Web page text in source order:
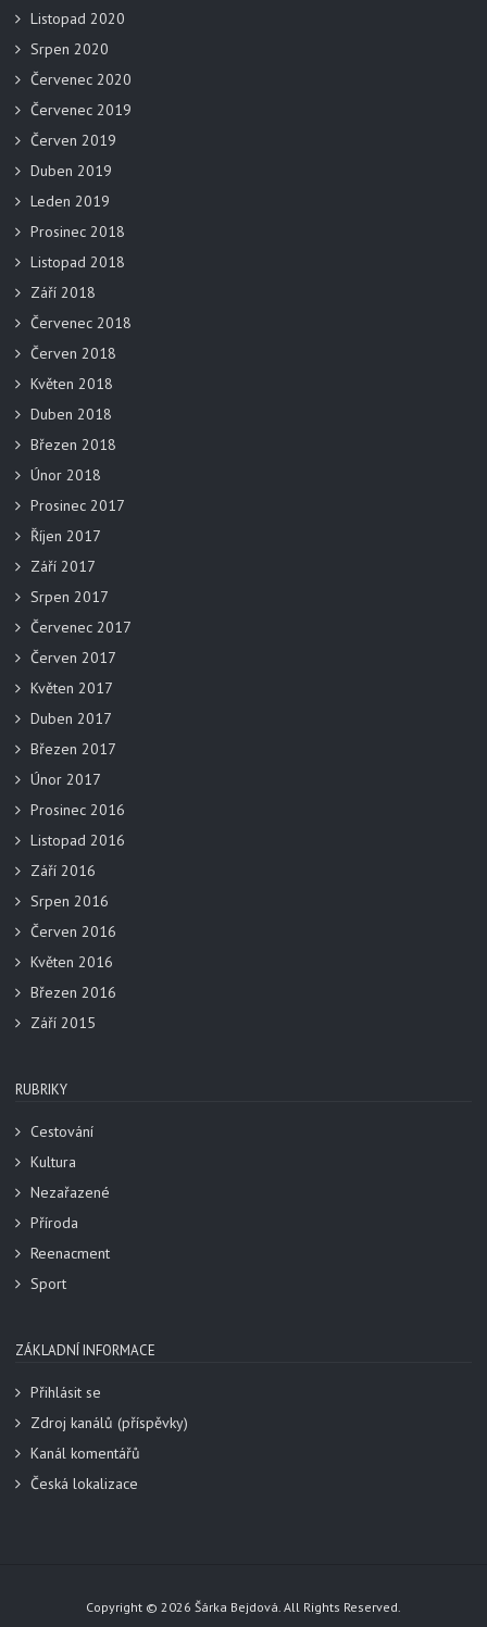
Listopad 2020
Srpen 2020
Červenec 2020
Červenec 2019
Červen 2019
Duben 2019
Leden 2019
Prosinec 2018
Listopad 2018
Září 2018
Červenec 2018
Červen 2018
Květen 2018
Duben 2018
Březen 2018
Únor 2018
Prosinec 2017
Říjen 2017
Září 2017
Srpen 2017
Červenec 2017
Červen 2017
Květen 2017
Duben 2017
Březen 2017
Únor 2017
Prosinec 2016
Listopad 2016
Září 2016
Srpen 2016
Červen 2016
Květen 2016
Březen 2016
Září 2015
RUBRIKY
Cestování
Kultura
Nezařazené
Příroda
Reenacment
Sport
ZÁKLADNÍ INFORMACE
Přihlásit se
Zdroj kanálů (příspěvky)
Kanál komentářů
Česká lokalizace
Copyright © 2026 Šárka Bejdová. All Rights Reserved.